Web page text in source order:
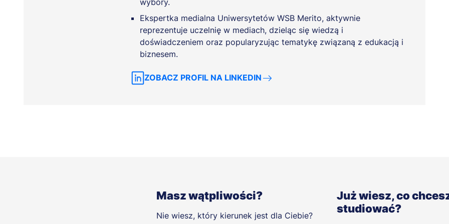
Ekspertka medialna Uniwersytetów WSB Merito, aktywnie
reprezentuje uczelnię w mediach, dzieląc się wiedzą i
doświadczeniem oraz popularyzując tematykę związaną z edukacją i
biznesem.
ZOBACZ PROFIL NA LINKEDIN
Masz wątpliwości?
Nie wiesz, który kierunek jest dla Ciebie?
Już wiesz, co
studiować?